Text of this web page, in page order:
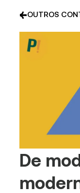
OUTROS
De